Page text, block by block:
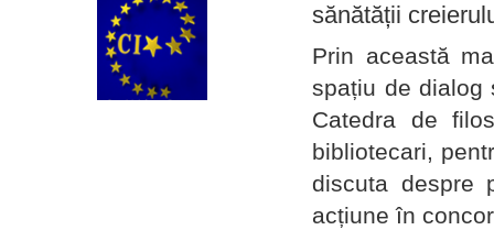
sănătății
Prin această
spațiu de dialog
Catedra de
bibliotecari,
discuta despre
acțiune în